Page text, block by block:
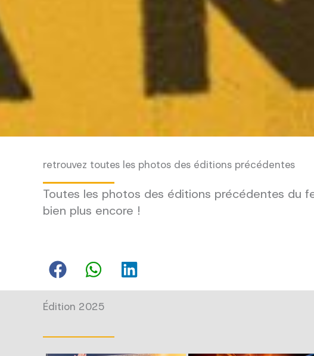
retrouvez toutes les photos des éditions précédentes
Toutes les photos des éditions précédentes du
bien plus encore !
Édition 2025